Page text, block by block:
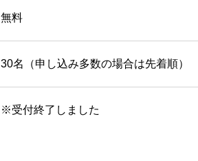
無料
30名（申し込み多数の場合は先着順）
※受付終了しました